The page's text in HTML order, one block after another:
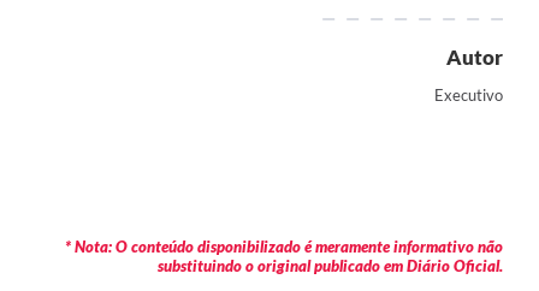
Autor
Executivo
* Nota: O conteúdo disponibilizado é meramente informativo não
substituindo o original publicado em Diário Oficial.